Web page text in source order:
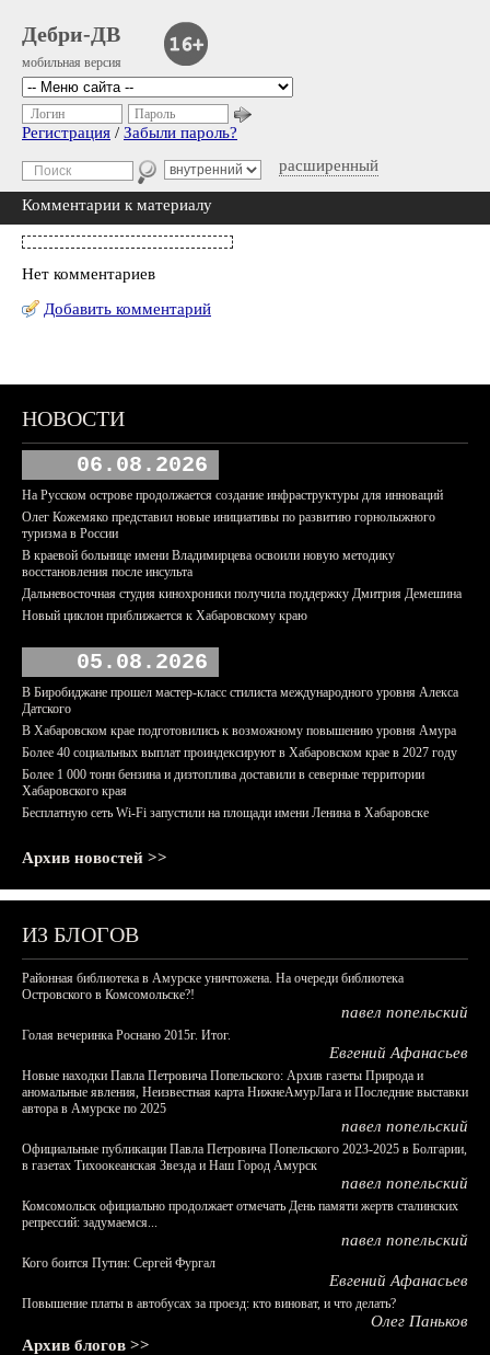
Дебри-ДВ
мобильная версия
расширенный
Логин Пароль
Регистрация / Забыли пароль?
Комментарии к материалу
Нет комментариев
Добавить комментарий
НОВОСТИ
06.08.2026
На Русском острове продолжается создание инфраструктуры для инноваций
Олег Кожемяко представил новые инициативы по развитию горнолыжного
туризма в России
В краевой больнице имени Владимирцева освоили новую методику
восстановления после инсульта
Дальневосточная студия кинохроники получила поддержку Дмитрия Демешина
Новый циклон приближается к Хабаровскому краю
05.08.2026
В Биробиджане прошел мастер-класс стилиста международного уровня Алекса
Датского
В Хабаровском крае подготовились к возможному повышению уровня Амура
Более 40 социальных выплат проиндексируют в Хабаровском крае в 2027 году
Более 1 000 тонн бензина и дизтоплива доставили в северные территории
Хабаровского края
Бесплатную сеть Wi-Fi запустили на площади имени Ленина в Хабаровске
Архив новостей >>
ИЗ БЛОГОВ
Районная библиотека в Амурске уничтожена. На очереди библиотека
Островского в Комсомольске?!
павел попельский
Голая вечеринка Роснано 2015г. Итог.
Евгений Афанасьев
Новые находки Павла Петровича Попельского: Архив газеты Природа и
аномальные явления, Неизвестная карта НижнеАмурЛага и Последние выставки
автора в Амурске по 2025
павел попельский
Официальные публикации Павла Петровича Попельского 2023-2025 в Болгарии,
в газетах Тихоокеанская Звезда и Наш Город Амурск
павел попельский
Комсомольск официально продолжает отмечать День памяти жертв сталинских
репрессий: задумаемся...
павел попельский
Кого боится Путин: Сергей Фургал
Евгений Афанасьев
Повышение платы в автобусах за проезд: кто виноват, и что делать?
Олег Паньков
Архив блогов >>